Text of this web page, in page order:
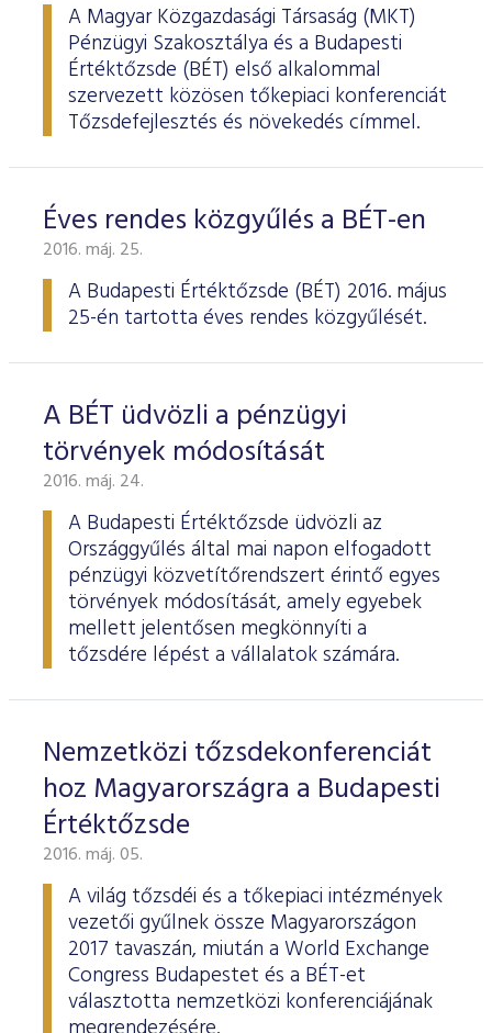
A Magyar Közgazdasági Társaság (MKT)
Pénzügyi Szakosztálya és a Budapesti
Értéktőzsde (BÉT) első alkalommal
szervezett közösen tőkepiaci konferenciát
Tőzsdefejlesztés és növekedés címmel.
Éves rendes közgyűlés a BÉT-en
2016. máj. 25.
A Budapesti Értéktőzsde (BÉT) 2016. május
25-én tartotta éves rendes köz­gyűlését.
A BÉT üdvözli a pénzügyi
törvények módosítását
2016. máj. 24.
A Budapesti Értéktőzsde üdvözli az
Országgyűlés által mai napon elfogadott
pénzügyi közvetítőrendszert érintő egyes
törvények módosítását, amely egyebek
mellett jelentősen megkönnyíti a
tőzsdére lépést a vállalatok számára.
Nemzetközi tőzsdekonferenciát
hoz Magyarországra a Budapesti
Értéktőzsde
2016. máj. 05.
A világ tőzsdéi és a tőkepiaci intézmények
vezetői gyűlnek össze Magyarországon
2017 tavaszán, miután a World Exchange
Congress Budapestet és a BÉT-et
választotta nemzetközi konferenciájának